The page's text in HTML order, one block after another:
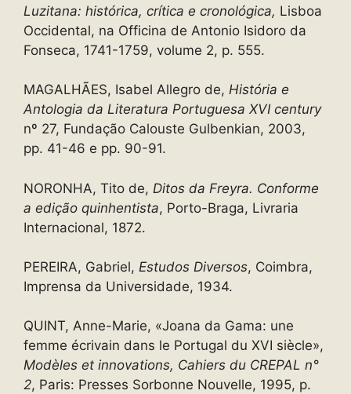
Luzitana: histórica, crítica e cronológica, Lisboa
Occidental, na Officina de Antonio Isidoro da
Fonseca, 1741-1759, volume 2, p. 555.
MAGALHÃES, Isabel Allegro de, História e
Antologia da Literatura Portuguesa XVI century
nº 27, Fundação Calouste Gulbenkian, 2003,
pp. 41-46 e pp. 90-91.
NORONHA, Tito de, Ditos da Freyra. Conforme
a edição quinhentista, Porto-Braga, Livraria
Internacional, 1872.
PEREIRA, Gabriel, Estudos Diversos, Coimbra,
Imprensa da Universidade, 1934.
QUINT, Anne-Marie, «Joana da Gama: une
femme écrivain dans le Portugal du XVI siècle»,
Modèles et innovations, Cahiers du CREPAL n°
2, Paris: Presses Sorbonne Nouvelle, 1995, p.